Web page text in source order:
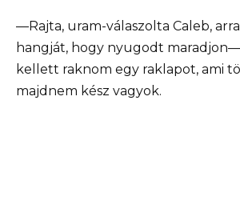
—Rajta, uram-válaszolta Caleb,
hangját, hogy nyugodt
kellett raknom egy raklapot, ami
majdnem kész vagyok.